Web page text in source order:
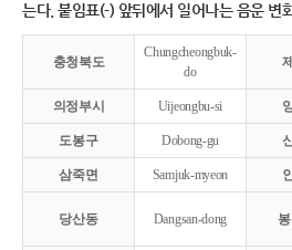
는다. 붙임표(-) 앞뒤에서 일어나는 음운 변
충청북도
Chungcheongbuk-
do
의정부시 Uijeongbu-si
도봉구 Dobong-gu
삼죽면 Samjuk-myeon
당산동 Dangsan-dong